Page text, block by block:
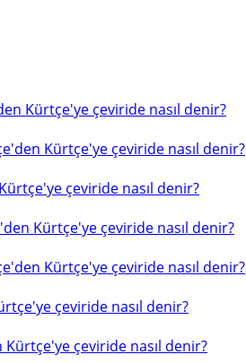
Kürtçe'ye çeviride nasıl denir?
Kürtçe'ye çeviride nasıl denir?
çeviride nasıl denir?
Kürtçe'ye çeviride nasıl denir?
Kürtçe'ye çeviride nasıl denir?
çeviride nasıl denir?
çeviride nasıl denir?